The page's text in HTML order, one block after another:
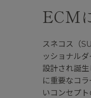
ECM
スネコス（
ッショナル
設計され誕
に重要なコ
いコンセプ